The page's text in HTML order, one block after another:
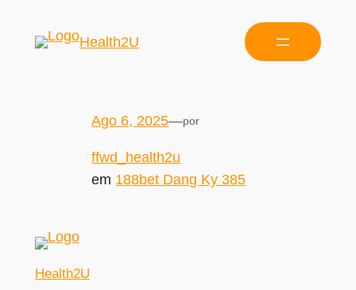
Health2U
Ago 6, 2025—por
ffwd_health2u
em 188bet Dang Ky 385
Health2U